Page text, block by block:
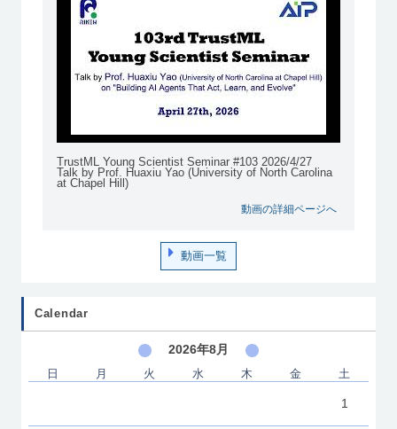
TrustML Young Scientist Seminar #103 2026/4/27
Talk by Prof. Huaxiu Yao (University of North Carolina
at Chapel Hill)
動画の詳細ページへ
動画一覧
Calendar
2026年8月
日 月 火 水 木 金 土
1